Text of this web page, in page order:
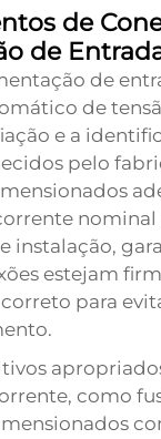
de
de
de
de
e a
pelo
instalação,
estejam
para
como